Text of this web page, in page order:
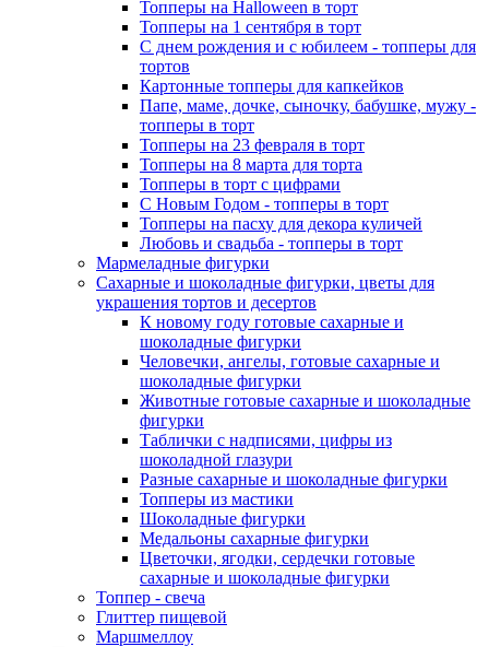
Топперы на Halloween в торт
Топперы на 1 сентября в торт
С днем рождения и с юбилеем - топперы для
тортов
Картонные топперы для капкейков
Папе, маме, дочке, сыночку, бабушке, мужу -
топперы в торт
Топперы на 23 февраля в торт
Топперы на 8 марта для торта
Топперы в торт с цифрами
С Новым Годом - топперы в торт
Топперы на пасху для декора куличей
Любовь и свадьба - топперы в торт
Мармеладные фигурки
Сахарные и шоколадные фигурки, цветы для
украшения тортов и десертов
К новому году готовые сахарные и
шоколадные фигурки
Человечки, ангелы, готовые сахарные и
шоколадные фигурки
Животные готовые сахарные и шоколадные
фигурки
Таблички с надписями, цифры из
шоколадной глазури
Разные сахарные и шоколадные фигурки
Топперы из мастики
Шоколадные фигурки
Медальоны сахарные фигурки
Цветочки, ягодки, сердечки готовые
сахарные и шоколадные фигурки
Топпер - свеча
Глиттер пищевой
Маршмеллоу